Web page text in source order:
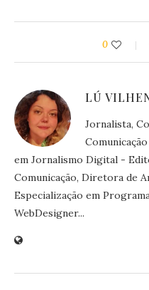
0
LÚ
Jornalista,
em Jornalismo Digital -
Comunicação, Diretora de
Especialização em
WebDesigner...